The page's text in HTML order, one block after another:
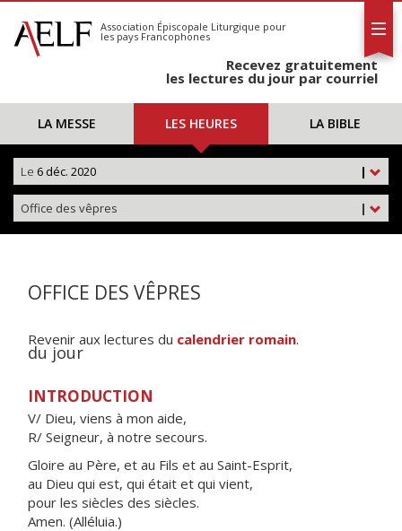
S'abonner
Calendrier
Association Épiscopale Liturgique pour
les pays Francophones
Recevez gratuitement
les lectures du jour par courriel
LA MESSE LES HEURES LA BIBLE
|
Le 6 déc. 2020
|
Office des vêpres
OFFICE DES VÊPRES
Revenir aux lectures du calendrier romain.
du jour
INTRODUCTION
V/ Dieu, viens à mon aide,
R/ Seigneur, à notre secours.
Gloire au Père, et au Fils et au Saint-Esprit,
au Dieu qui est, qui était et qui vient,
pour les siècles des siècles.
Amen. (Alléluia.)